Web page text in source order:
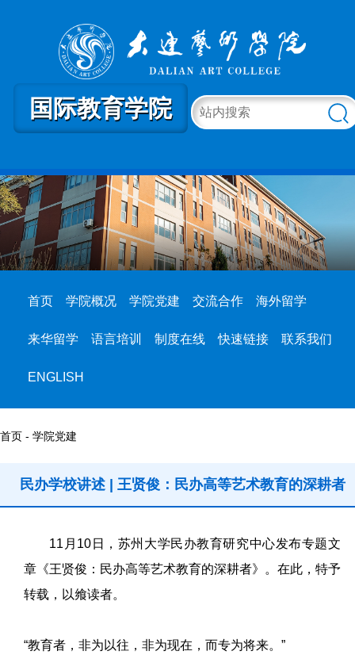
国际教育学院
首页 学院概况 学院党建 交流合作 海外留学
来华留学 语言培训 制度在线 快速链接 联系我们
ENGLISH
首页 - 学院党建
民办学校讲述 | 王贤俊：民办高等艺术教育的深耕者
11月10日，苏州大学民办教育研究中心发布专题文
章《王贤俊：民办高等艺术教育的深耕者》。在此，特予
转载，以飨读者。
“教育者，非为以往，非为现在，而专为将来。”